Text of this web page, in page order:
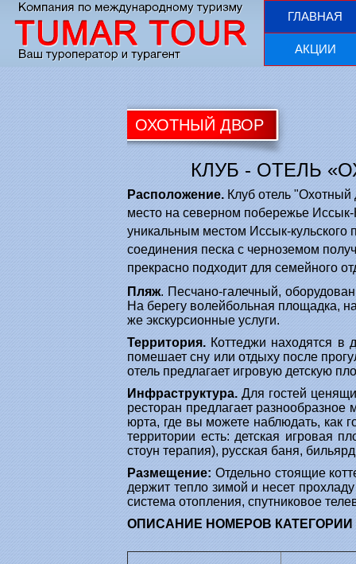
ГЛАВНАЯ
АКЦИИ
ОХОТНЫЙ ДВОР
КЛУБ - ОТЕЛЬ
Расположение. Клуб отель
место на северном побережье Иссык-
уникальным местом Иссык-кульского
соединения песка с черноземом
прекрасно подходит для семейного
Пляж. Песчано-галечный,
На берегу волейбольная площадка,
же экскурсионные услуги.
Территория. Коттеджи находятся в
помешает сну или отдыху после
отель предлагает игровую детскую
Инфраструктура. Для гостей
ресторан предлагает
юрта, где вы можете наблюдать, как
территории есть: детская игровая
стоун терапия), русская баня,
Размещение: Отдельно стоящие
держит тепло зимой и несет
система отопления, спутниковое
ОПИСАНИЕ НОМЕРОВ КАТЕГОРИИ